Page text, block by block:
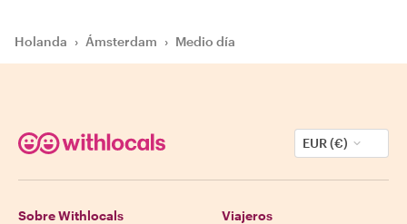
Holanda › Ámsterdam › Medio día
EUR (€)
Sobre Withlocals Viajeros